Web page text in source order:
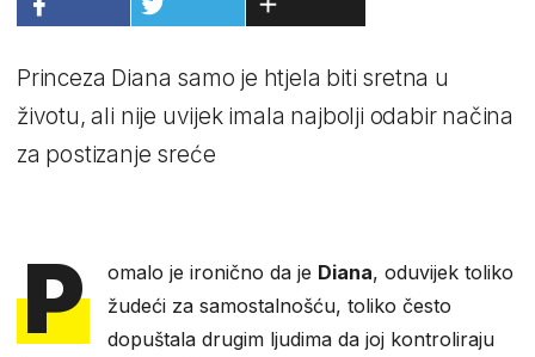
Princeza Diana samo je htjela biti sretna u
životu, ali nije uvijek imala najbolji odabir načina
za postizanje sreće
P omalo je ironično da je Diana, oduvijek toliko
žudeći za samostalnošću, toliko često
dopuštala drugim ljudima da joj kontroliraju